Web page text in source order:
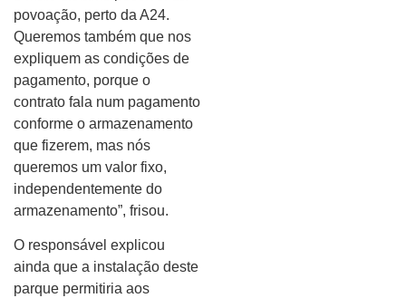
povoação, perto da A24.
Queremos também que nos
expliquem as condições de
pagamento, porque o
contrato fala num pagamento
conforme o armazenamento
que fizerem, mas nós
queremos um valor fixo,
independentemente do
armazenamento”, frisou.
O responsável explicou
ainda que a instalação deste
parque permitiria aos